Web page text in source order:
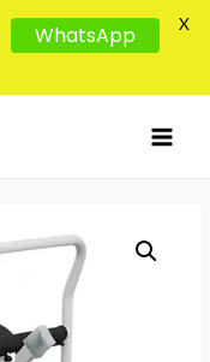
WhatsApp X